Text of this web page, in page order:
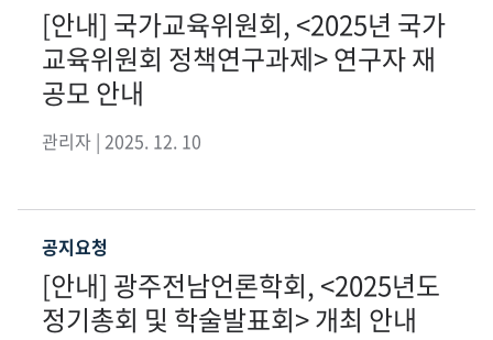
[안내] 국가교육위원회, <2025년 국가
교육위원회 정책연구과제> 연구자 재
공모 안내
관리자 | 2025. 12. 10
공지요청
[안내] 광주전남언론학회, <2025년도
정기총회 및 학술발표회> 개최 안내